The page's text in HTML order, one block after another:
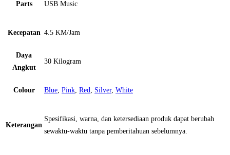
Parts USB Music
Kecepatan 4.5 KM/Jam
Daya
Angkut
30 Kilogram
Colour Blue, Pink, Red, Silver, White
Keterangan
Spesifikasi, warna, dan ketersediaan produk dapat berubah
sewaktu-waktu tanpa pemberitahuan sebelumnya.